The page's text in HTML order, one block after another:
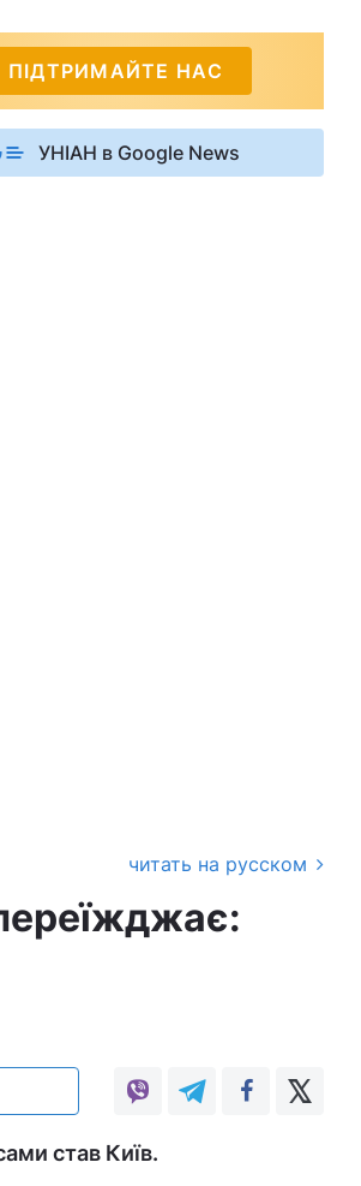
ПІДТРИМАЙТЕ НАС
УНІАН в Google News
читать на русском
став Київ.